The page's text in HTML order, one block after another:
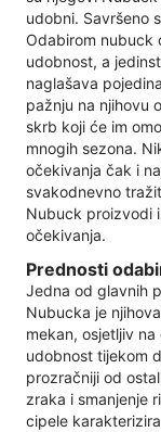
udobni. Savršeno
Odabirom nubuck
udobnost, a
naglašava
pažnju na njihovu
skrb koji će im
mnogih sezona.
očekivanja čak i
svakodnevno
Nubuck proizvodi
očekivanja.
Prednosti
Jedna od glavnih
Nubucka je
mekan, osjetljiv
udobnost tijekom
prozračniji od
zraka i smanjenje
cipele